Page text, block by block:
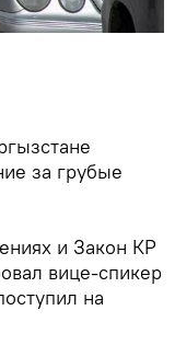
за грубые
и Закон КР
вице-спикер
на